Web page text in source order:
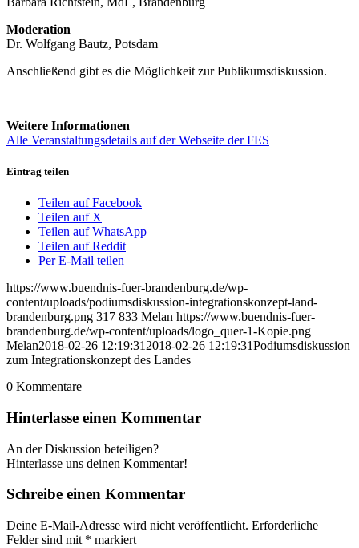
Moderation
Dr. Wolfgang Bautz, Potsdam
Anschließend gibt es die Möglichkeit zur Publikumsdiskussion.
Weitere Informationen
Alle Veranstaltungsdetails auf der Webseite der FES
Eintrag teilen
Teilen auf Facebook
Teilen auf X
Teilen auf WhatsApp
Teilen auf Reddit
Per E-Mail teilen
https://www.buendnis-fuer-brandenburg.de/wp-
content/uploads/podiumsdiskussion-integrationskonzept-land-
brandenburg.png 317 833 Melan https://www.buendnis-fuer-
brandenburg.de/wp-content/uploads/logo_quer-1-Kopie.png
Melan2018-02-26 12:19:31 2018-02-26 12:19:31Podiumsdiskussion
zum Integrationskonzept des Landes
0 Kommentare
Hinterlasse einen Kommentar
An der Diskussion beteiligen?
Hinterlasse uns deinen Kommentar!
Schreibe einen Kommentar
Deine E-Mail-Adresse wird nicht veröffentlicht. Erforderliche
Felder sind mit * markiert